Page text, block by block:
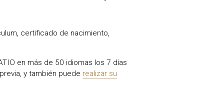
certificado de nacimiento,
en más de 50 idiomas los 7 días
y también puede realizar su